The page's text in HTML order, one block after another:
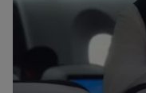
BA Better World